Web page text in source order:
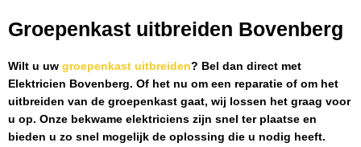
Groepenkast uitbreiden Bovenberg
Wilt u uw groepenkast uitbreiden? Bel dan direct met
Elektricien Bovenberg. Of het nu om een reparatie of om het
uitbreiden van de groepenkast gaat, wij lossen het graag voor
u op. Onze bekwame elektriciens zijn snel ter plaatse en
bieden u zo snel mogelijk de oplossing die u nodig heeft.